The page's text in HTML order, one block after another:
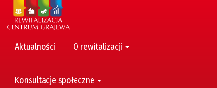
Aktualności O rewitalizacji
Konsultacje społeczne